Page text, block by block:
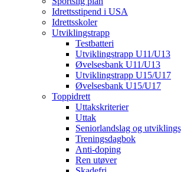
Idrettsstipend i USA
Idrettsskoler
Utviklingstrapp
Testbatteri
Utviklingstrapp U11/U13
Øvelsesbank U11/U13
Utviklingstrapp U15/U17
Øvelsesbank U15/U17
Toppidrett
Uttakskriterier
Uttak
Seniorlandslag og
Treningsdagbok
Anti-doping
Ren utøver